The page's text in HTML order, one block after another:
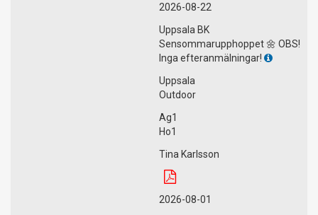
2026-08-22
Uppsala BK
Sensommarupphoppet 🌼 OBS!
Inga efteranmälningar!
Uppsala
Outdoor
Ag1
Ho1
Tina Karlsson
2026-08-01